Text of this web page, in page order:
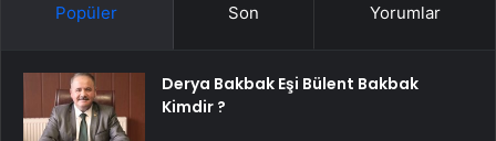
Popüler Son Yorumlar
Derya Bakbak Eşi Bülent Bakbak
Kimdir ?